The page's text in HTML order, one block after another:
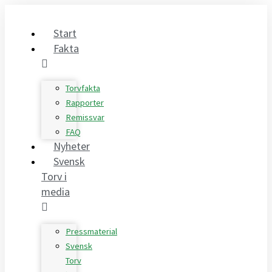
Start
Fakta
Torvfakta
Rapporter
Remissvar
FAQ
Nyheter
Svensk
Torv i
media
Pressmaterial
Svensk
Torv